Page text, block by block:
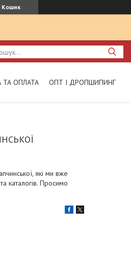
Кошик
ТА ОПЛАТА ОПТ І ДРОПШИПИНГ
які ми вже
каталогів. Просимо